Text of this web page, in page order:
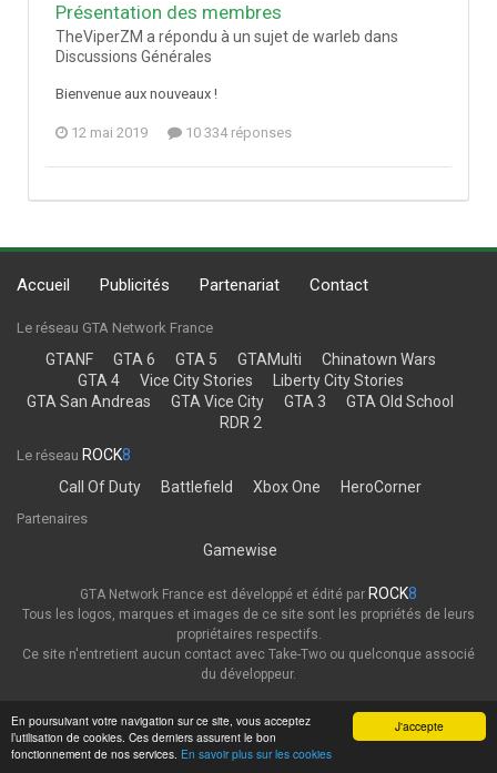
J'accepte
En poursuivant votre navigation sur ce site, vous acceptez
l’utilisation de cookies. Ces derniers assurent le bon
fonctionnement de nos services. En savoir plus sur les cookies
Présentation des membres
TheViperZM a répondu à un sujet de warleb dans
Discussions Générales
Bienvenue aux nouveaux !
12 mai 2019 10 334 réponses
Accueil Publicités Partenariat Contact
Le réseau GTA Network France
GTANF GTA 6 GTA 5 GTAMulti
Chinatown Wars
GTA 4
Vice City Stories
Liberty City Stories
GTA San Andreas
GTA Vice City GTA 3
GTA Old School
RDR 2
Le réseau ROCK8
Call Of Duty
Battlefield Xbox One HeroCorner
Partenaires
Gamewise
GTA Network France est développé et édité par ROCK8
Tous les logos, marques et images de ce site sont les propriétés de leurs
propriétaires respectifs.
Ce site n'entretient aucun contact avec Take-Two ou quelconque associé
du développeur.
Thème Politique de confidentialité
GTA Network France
Powered by Invision Community